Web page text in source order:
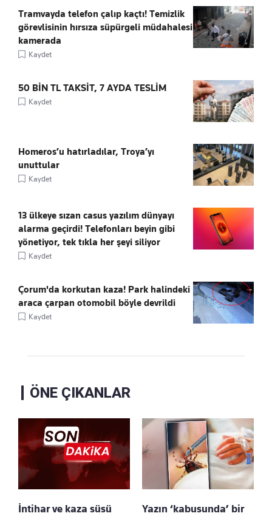
Tramvayda telefon çalıp kaçtı! Temizlik
görevlisinin hırsıza süpürgeli müdahalesi
kamerada
Kaydet
50 BİN TL TAKSİT, 7 AYDA TESLİM
Kaydet
Homeros’u hatırladılar, Troya’yı
unuttular
Kaydet
13 ülkeye sızan casus yazılım dünyayı
alarma geçirdi! Telefonları beyin gibi
yönetiyor, tek tıkla her şeyi siliyor
Kaydet
Çorum'da korkutan kaza! Park halindeki
araca çarpan otomobil böyle devrildi
Kaydet
ÖNE ÇIKANLAR
İntihar ve kaza süsü
Yazın ‘kabusunda’ bir